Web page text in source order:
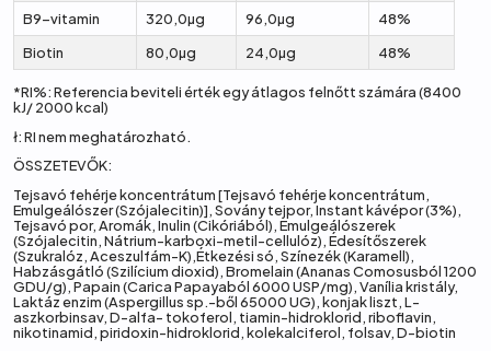
B9-vitamin
320,0µg 96,0µg
48%
Biotin
80,0µg 24,0µg 48%
*RI%: Referencia beviteli érték egy átlagos felnőtt számára (8400
kJ/ 2000 kcal)
ł: RI nem meghatározható.
ÖSSZETEVŐK:
Tejsavó fehérje koncentrátum [Tejsavó fehérje koncentrátum,
Emulgeálószer (Szójalecitin)], Sovány tejpor, Instant kávépor (3%),
Tejsavó por, Aromák, Inulin (Cikóriából), Emulgeálószerek
(Szójalecitin, Nátrium-karboxi-metil-cellulóz), Édesítőszerek
(Szukralóz, Aceszulfám-K),Étkezési só, Színezék (Karamell),
Habzásgátló (Szilícium dioxid), Bromelain (Ananas Comosusból 1200
GDU/g), Papain (Carica Papayaból 6000 USP/mg), Vanília kristály,
Laktáz enzim (Aspergillus sp.-ből 65000 UG), konjak liszt, L-
aszkorbinsav, D-alfa- tokoferol, tiamin-hidroklorid, riboflavin,
nikotinamid, piridoxin-hidroklorid, kolekalciferol, folsav, D-biotin